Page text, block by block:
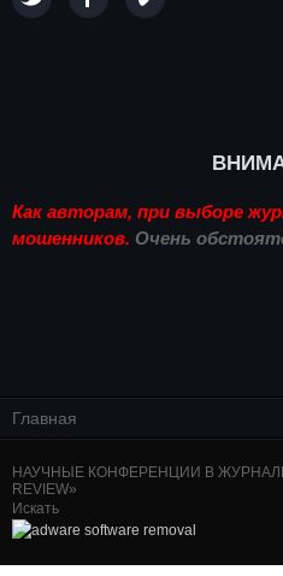
Как авторам, при выборе
мошенников. Очень
Главная
НАУЧНЫЕ КОНФЕРЕНЦИИ В ЖУРНАЛЕ
REVIEW»
Искать